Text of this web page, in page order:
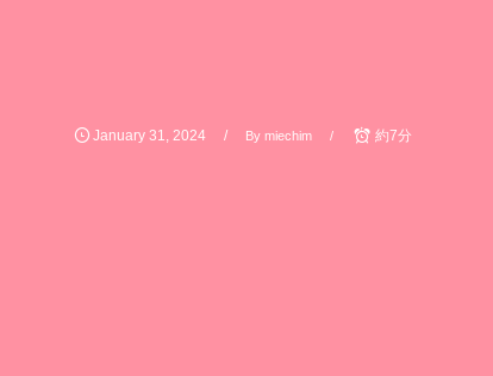
January 31, 2024 By miechim 約7分